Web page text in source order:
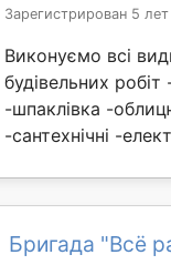
Зарегистрирован 5 лет
Виконуємо всі
будівельних робіт
-шпаклівка -
-сантехнічні -
Бригада "Всё